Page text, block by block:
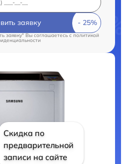
заявку
заявку" Вы соглашаетесь c политикой
Скидка по
предварительной
записи на сайте